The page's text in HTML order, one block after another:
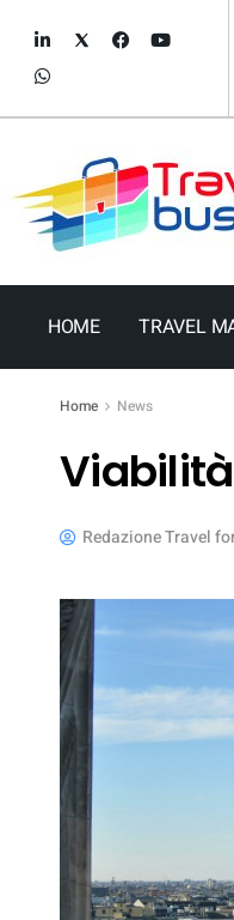
HOME TRAVEL
Home News
Redazione Travel